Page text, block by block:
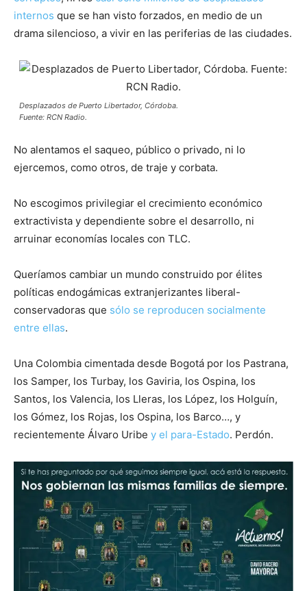
internos que se han visto forzados, en medio de un
drama silencioso, a vivir en las periferias de las ciudades.
Desplazados de Puerto Libertador, Córdoba.
Fuente: RCN Radio.
No alentamos el saqueo, público o privado, ni lo
ejercemos, como otros, de traje y corbata.
No escogimos privilegiar el crecimiento económico
extractivista y dependiente sobre el desarrollo, ni
arruinar economías locales con TLC.
Queríamos cambiar un mundo construido por élites
políticas endogámicas extranjerizantes liberal-
conservadoras que sólo se reproducen socialmente
entre ellas.
Una Colombia cimentada desde Bogotá por los Pastrana,
los Samper, los Turbay, los Gaviria, los Ospina, los
Santos, los Valencia, los Lleras, los López, los Holguín,
los Gómez, los Rojas, los Ospina, los Barco…, y
recientemente Álvaro Uribe y el para-Estado. Perdón.